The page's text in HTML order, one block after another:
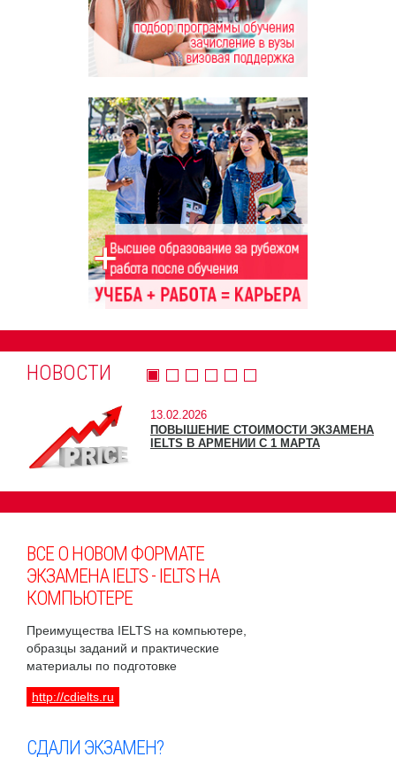
НОВОСТИ
13.02.2026
ПОВЫШЕНИЕ СТОИМОСТИ ЭКЗАМЕНА
IELTS В АРМЕНИИ С 1 МАРТА
ВСЕ О НОВОМ ФОРМАТЕ
ЭКЗАМЕНА IELTS - IELTS НА
КОМПЬЮТЕРЕ
Преимущества IELTS на компьютере,
образцы заданий и практические
материалы по подготовке
http://cdielts.ru
СДАЛИ ЭКЗАМЕН?